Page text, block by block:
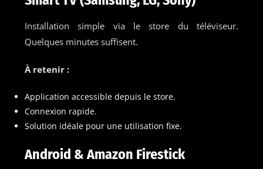
Installation simple via le store du téléviseur.
Quelques minutes suffisent.
À retenir :
Application accessible depuis le store.
Connexion rapide.
Solution idéale pour une utilisation fixe.
Android & Amazon Firestick